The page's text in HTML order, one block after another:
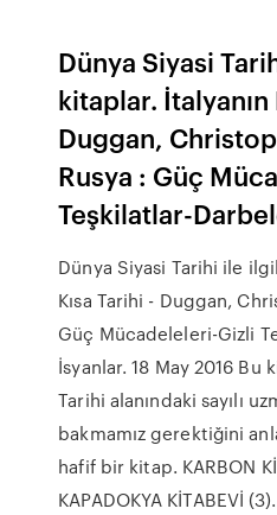
Dünya Siyasi
kitaplar. İtalyanın
Duggan,
Rusya : Güç
Teşkilatlar-
Dünya Siyasi Tarihi ile
Kısa Tarihi - Duggan,
Güç Mücadeleleri-Gizli
İsyanlar. 18 May 2016 Bu
Tarihi alanındaki sayılı
bakmamız gerektiğini
hafif bir kitap. KARBON
KAPADOKYA KİTABEVİ